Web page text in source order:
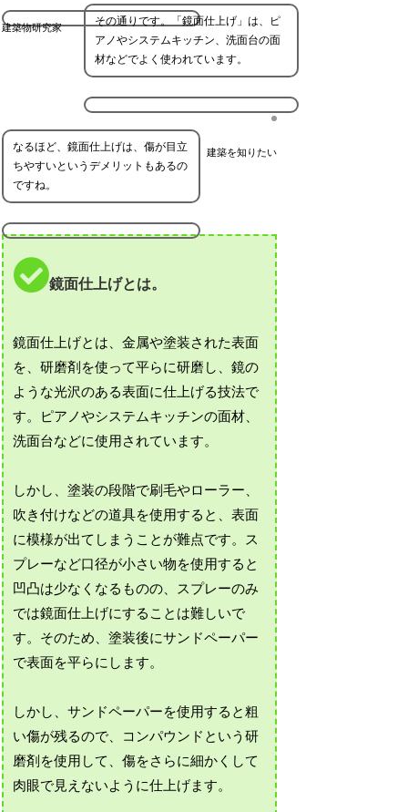
建築物研究家
その通りです。「鏡面仕上げ」は、ピ
アノやシステムキッチン、洗面台の面
材などでよく使われています。
建築を知りたい
なるほど、鏡面仕上げは、傷が目立
ちやすいというデメリットもあるの
ですね。
鏡面仕上げとは。
鏡面仕上げとは、金属や塗装された表面
を、研磨剤を使って平らに研磨し、鏡の
ような光沢のある表面に仕上げる技法で
す。ピアノやシステムキッチンの面材、
洗面台などに使用されています。
しかし、塗装の段階で刷毛やローラー、
吹き付けなどの道具を使用すると、表面
に模様が出てしまうことが難点です。ス
プレーなど口径が小さい物を使用すると
凹凸は少なくなるものの、スプレーのみ
では鏡面仕上げにすることは難しいで
す。そのため、塗装後にサンドペーパー
で表面を平らにします。
しかし、サンドペーパーを使用すると粗
い傷が残るので、コンパウンドという研
磨剤を使用して、傷をさらに細かくして
肉眼で見えないように仕上げます。